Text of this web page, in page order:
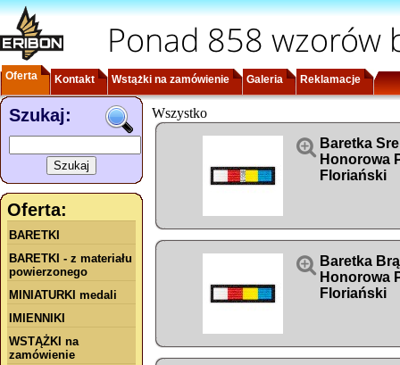
Ponad 858 wzorów
Oferta Kontakt Wstążki na zamówienie Galeria Reklamacje
Szukaj:
Oferta:
BARETKI
BARETKI - z materiału
powierzonego
MINIATURKI medali
IMIENNIKI
WSTĄŻKI na
zamówienie
Wszystko
 Baretka
Honorowa
Floriański
 Baretka
Honorowa
Floriański